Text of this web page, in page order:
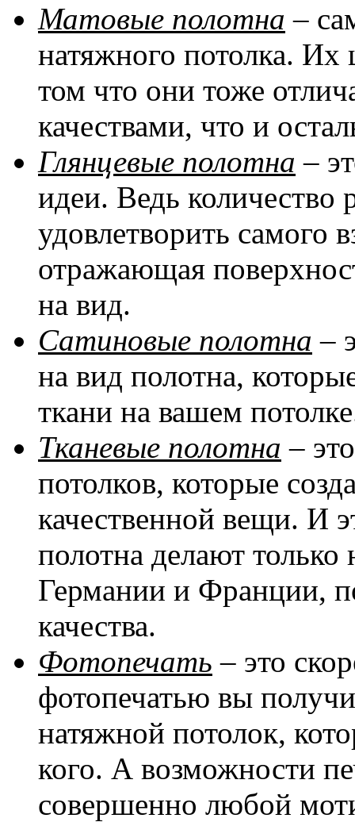
Матовые полотна –
натяжного потолка. Их
том что они тоже
качествами, что и
Глянцевые полотна –
идеи. Ведь количество
удовлетворить самого
отражающая
на вид.
Сатиновые полотна –
на вид полотна,
ткани на вашем
Тканевые полотна –
потолков, которые
качественной вещи. И
полотна делают
Германии и Франции,
качества.
Фотопечать – это
фотопечатью вы
натяжной потолок,
кого. А возможности
совершенно любой